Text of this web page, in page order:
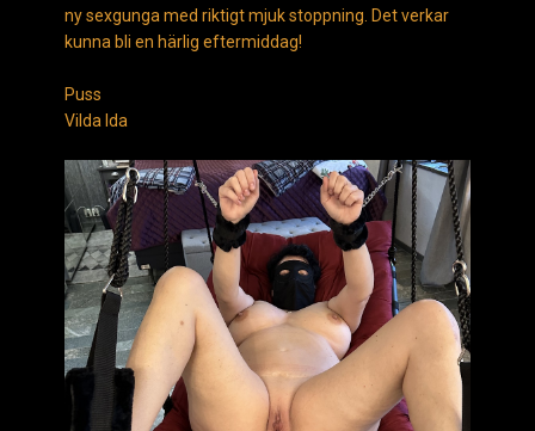
ny sexgunga med riktigt mjuk stoppning. Det verkar
kunna bli en härlig eftermiddag!
Puss
Vilda Ida